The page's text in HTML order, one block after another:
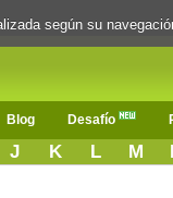
Blog Desafío
J K L M
según su